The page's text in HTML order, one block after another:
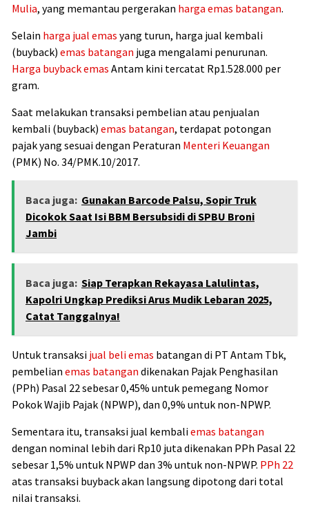
Mulia, yang memantau pergerakan harga emas batangan.
Selain harga jual emas yang turun, harga jual kembali
(buyback) emas batangan juga mengalami penurunan.
Harga buyback emas Antam kini tercatat Rp1.528.000 per
gram.
Saat melakukan transaksi pembelian atau penjualan
kembali (buyback) emas batangan, terdapat potongan
pajak yang sesuai dengan Peraturan Menteri Keuangan
(PMK) No. 34/PMK.10/2017.
Baca juga: Gunakan Barcode Palsu, Sopir Truk
Dicokok Saat Isi BBM Bersubsidi di SPBU Broni
Jambi
Baca juga: Siap Terapkan Rekayasa Lalulintas,
Kapolri Ungkap Prediksi Arus Mudik Lebaran 2025,
Catat Tanggalnya!
Untuk transaksi jual beli emas batangan di PT Antam Tbk,
pembelian emas batangan dikenakan Pajak Penghasilan
(PPh) Pasal 22 sebesar 0,45% untuk pemegang Nomor
Pokok Wajib Pajak (NPWP), dan 0,9% untuk non-NPWP.
Sementara itu, transaksi jual kembaliemas batangan
dengan nominal lebih dari Rp10 juta dikenakan PPh Pasal 22
sebesar 1,5% untuk NPWP dan 3% untuk non-NPWP. PPh 22
atas transaksi buyback akan langsung dipotong dari total
nilai transaksi.